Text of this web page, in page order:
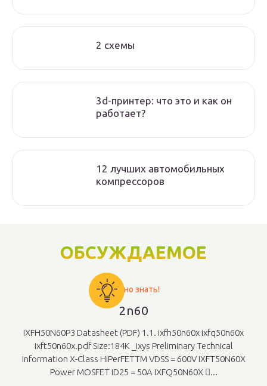
2 схемы
3d-принтер: что это и как он
работает?
12 лучших автомобильных
компрессоров
ОБСУЖДАЕМОЕ
Важно знать!
2n60
IXFH50N60P3 Datasheet (PDF) 1.1. ixfh50n60x ixfq50n60x
ixft50n60x.pdf Size:184K _ixys Preliminary Technical
Information X-Class HiPerFETTM VDSS = 600V IXFT50N60X
Power MOSFET ID25 = 50A IXFQ50N60X ...